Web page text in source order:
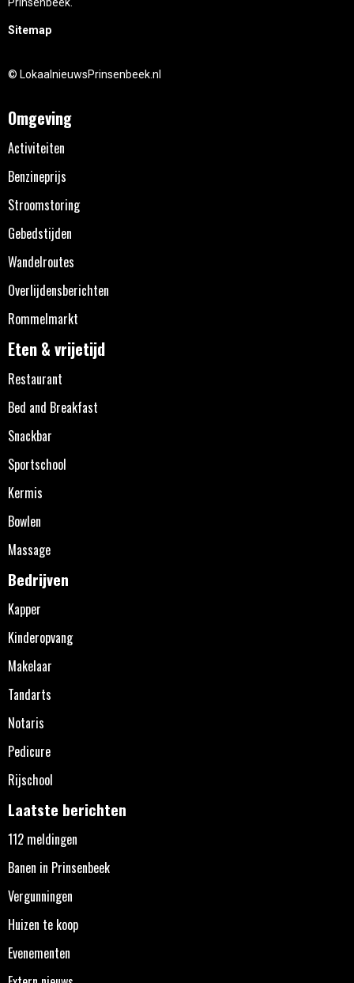
Sitemap
© LokaalnieuwsPrinsenbeek.nl
Omgeving
Activiteiten
Benzineprijs
Stroomstoring
Gebedstijden
Wandelroutes
Overlijdensberichten
Rommelmarkt
Eten & vrijetijd
Restaurant
Bed and Breakfast
Snackbar
Sportschool
Kermis
Bowlen
Massage
Bedrijven
Kapper
Kinderopvang
Makelaar
Tandarts
Notaris
Pedicure
Rijschool
Laatste berichten
112 meldingen
Banen in Prinsenbeek
Vergunningen
Huizen te koop
Evenementen